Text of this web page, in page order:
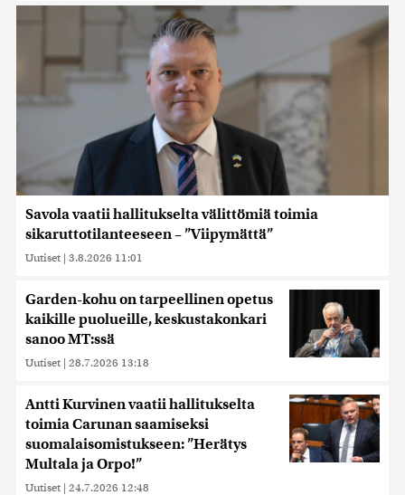
Savola vaatii hallitukselta välittömiä toimia
sikaruttotilanteeseen – ”Viipymättä”
Uutiset | 3.8.2026 11:01
Garden-kohu on tarpeellinen opetus
kaikille puolueille, keskustakonkari
sanoo MT:ssä
Uutiset | 28.7.2026 13:18
Antti Kurvinen vaatii hallitukselta
toimia Carunan saamiseksi
suomalaisomistukseen: ”Herätys
Multala ja Orpo!”
Uutiset | 24.7.2026 12:48